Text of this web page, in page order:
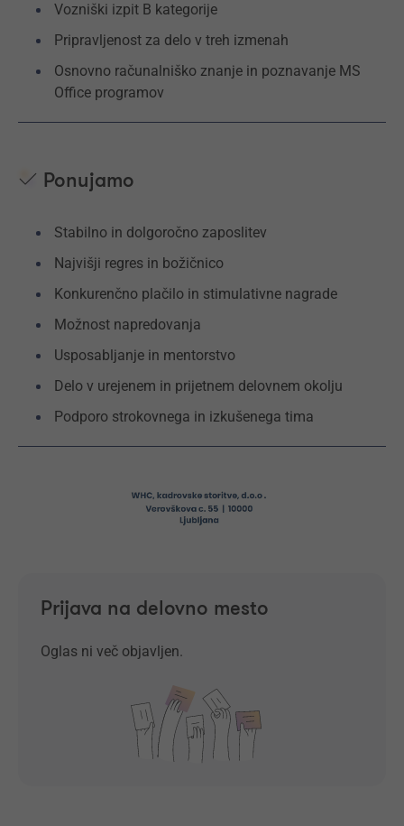
Vozniški izpit B kategorije
Pripravljenost za delo v treh izmenah
Osnovno računalniško znanje in poznavanje MS
Office programov
Ponujamo
Stabilno in dolgoročno zaposlitev
Najvišji regres in božičnico
Konkurenčno plačilo in stimulativne nagrade
Možnost napredovanja
Usposabljanje in mentorstvo
Delo v urejenem in prijetnem delovnem okolju
Podporo strokovnega in izkušenega tima
Prijava na delovno mesto
Oglas ni več objavljen.